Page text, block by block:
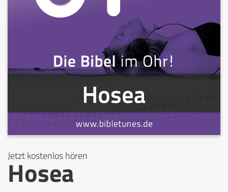
Jetzt kostenlos hören
Hosea